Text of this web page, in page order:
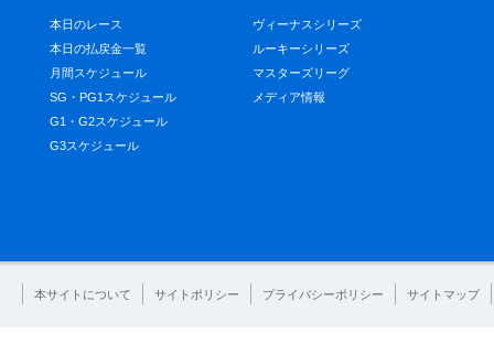
本日のレース
本日の払戻金一覧
月間スケジュール
SG・PG1スケジュール
G1・G2スケジュール
G3スケジュール
ヴィーナスシリーズ
ルーキーシリーズ
マスターズリーグ
メディア情報
本サイトについて サイトポリシー プライバシーポリシー サイトマップ